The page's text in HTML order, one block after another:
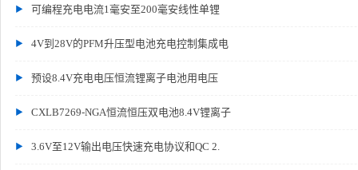
可编程充电电流1毫安至200毫安线性单锂
4V到28V的PFM升压型电池充电控制集成电
预设8.4V充电电压恒流锂离子电池用电压
CXLB7269-NGA恒流恒压双电池8.4V锂离子
3.6V至12V输出电压快速充电协议和QC 2.